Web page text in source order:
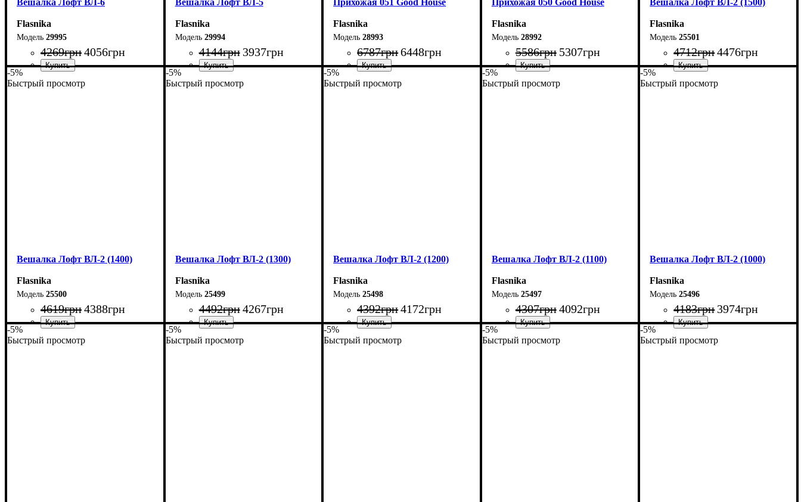
Flasnika
29995
4269грн4056грн
Flasnika
29994
4144грн 3937грн
Flasnika
28993
6787грн6448грн
Flasnika
28992
5586грн 5307грн
Flasnika
25501
4712грн4476грн
-5%
Быстрый просмотр
Вешалка Лофт ВЛ-2 (1400)
Flasnika
25500
4619грн4388грн
-5%
Быстрый просмотр
Вешалка Лофт ВЛ-2 (1300)
Flasnika
25499
4492грн 4267грн
-5%
Быстрый просмотр
Вешалка Лофт ВЛ-2 (1200)
Flasnika
25498
4392грн4172грн
-5%
Быстрый просмотр
Вешалка Лофт ВЛ-2 (1100)
Flasnika
25497
4307грн4092грн
-5%
Быстрый просмотр
Вешалка Лофт ВЛ-2 (1000)
Flasnika
25496
4183грн 3974грн
-5%
Быстрый просмотр
-5%
Быстрый просмотр
-5%
Быстрый просмотр
-5%
Быстрый просмотр
-5%
Быстрый просмотр